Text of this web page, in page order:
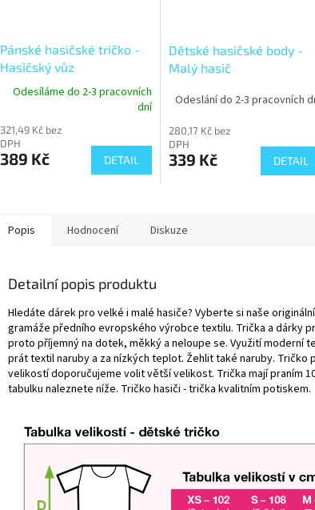
Pánské hasičské tričko -
Hasičský vůz
Odesíláme do 2-3 pracovních
dní
321,49 Kč bez
DPH
389 Kč DETAIL
Dětské hasičské body -
Malý hasič
Odeslání do 2-3 pracovních
280,17 Kč bez
DPH
339 Kč DETAIL
Popis Hodnocení Diskuze
Detailní popis produktu
Hledáte dárek pro velké i malé hasiče? Vyberte si naše
gramáže předního evropského výrobce textilu. Trička a dárky
proto příjemný na dotek, měkký a neloupe se. Využití
prát textil naruby a za nízkých teplot. Žehlit také naruby.
velikostí doporučujeme volit větší velikost. Trička mají praním
tabulku naleznete níže. Tričko hasiči - trička kvalitním potiskem.